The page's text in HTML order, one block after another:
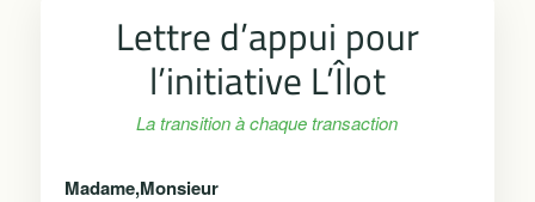
Lettre d’appui pour
l’initiative L’Îlot
La transition à chaque transaction
Madame,Monsieur